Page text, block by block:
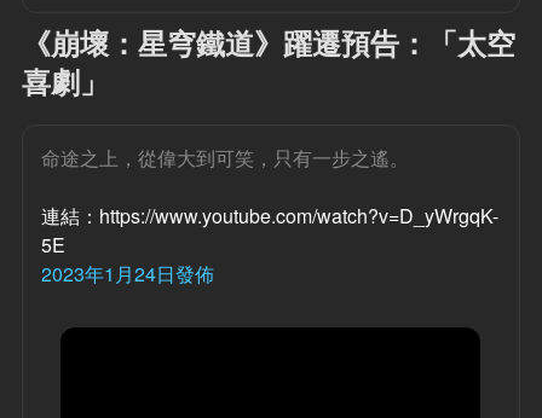
《崩壞：星穹鐵道》躍遷預告：「太空
喜劇」
命途之上，從偉大到可笑，只有一步之遙。
連結：https://www.youtube.com/watch?v=D_yWrgqK-
5E
2023年1月24日發佈